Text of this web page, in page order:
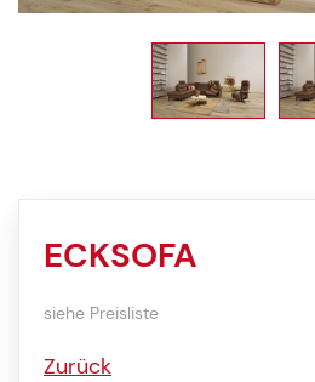
ECKSOFA
siehe Preisliste
Zurück